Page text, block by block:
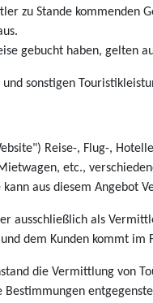
zu Stande
gebucht haben, gelten
sonstigen
Reise-, Flug-,
etc.,
aus diesem
ausschließlich als
dem Kunden kommt
die Vermittlung von